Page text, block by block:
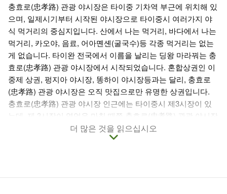
충효로(忠孝路) 관광 야시장은 타이중 기차역 부근에 위치해 있
으며, 일제시기부터 시작된 야시장으로 타이중시 여러가지 야
식 먹거리의 중심지입니다. 산에서 나는 먹거리, 바다에서 나는
먹거리, 카오야, 음료, 어아몐셴(굴국수)등 각종 먹거리는 없는
게 없습니다. 타이완 전국에서 이름을 날리는 딩왕 마라꿔는 충
효로(忠孝路) 관광 야시장에서 시작되었습니다. 혼합상권인 이
중제 상권, 펑지아 야시장, 똥하이 야시장등과는 달리, 충효로
(忠孝路) 관광 야시장은 오직 맛집으로만 유명한 상권입니다.
충효로(忠孝路) 관광 야시장 인근에는 타이중시 제3시장이 있
는데, 제 3시장이 영업을 마칠 때쯤 충효로(忠孝路) 관광 야시장
이 영업을 시작하기 때문에 대부분의 가게들이 오후 4시가 되어
야 영업을 시작합니다. 충효로(忠孝路) 관광 야시장에서 반드시
쥬스)등으로, 가격도 싸고 양도 많아 타이중의 맛있는 먹거리들
더 많은 것을 읽으십시오